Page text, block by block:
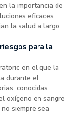
la importancia de
eficaces
la salud a largo
para la
en el que la
durante el
conocidas
oxígeno en sangre
siempre sea